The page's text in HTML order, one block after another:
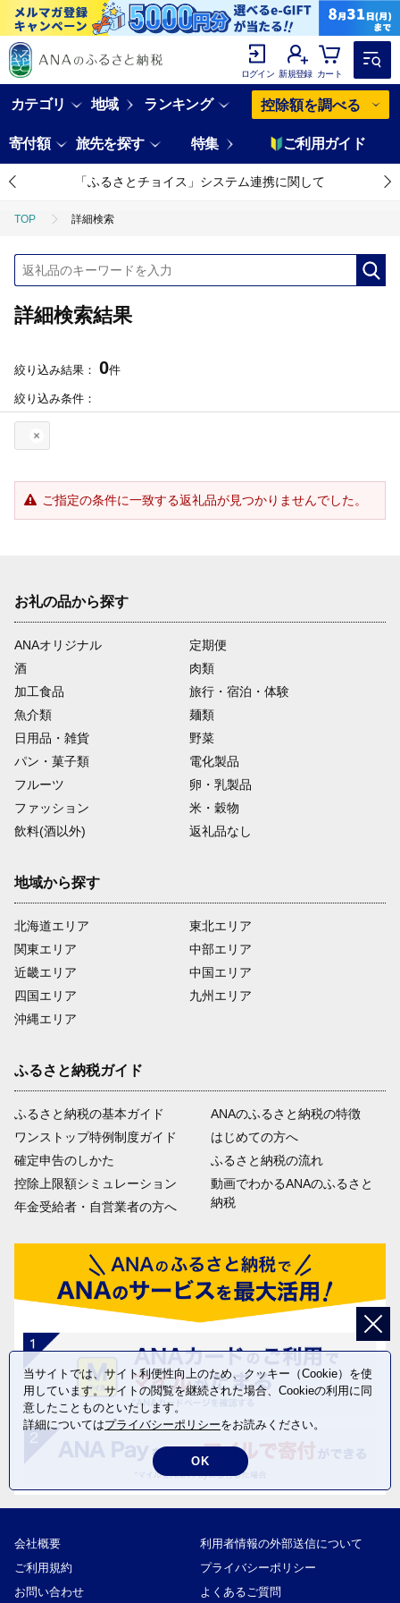
ログイン 新規登録 カート
カテゴリ 地域 ランキング 控除額を調べる
寄付額 旅先を探す 特集 ご利用ガイド
「ふるさとチョイス」システム連携に関して
TOP 詳細検索
詳細検索結果
絞り込み結果： 0件
絞り込み条件：
ご指定の条件に一致する返礼品が見つかりませんでした。
お礼の品から探す
ANAオリジナル
定期便
酒
肉類
加工食品
旅行・宿泊・体験
魚介類
麺類
日用品・雑貨
野菜
パン・菓子類
電化製品
フルーツ
卵・乳製品
ファッション
米・穀物
飲料(酒以外)
返礼品なし
地域から探す
北海道エリア
関東エリア
近畿エリア
四国エリア
沖縄エリア
東北エリア
中部エリア
中国エリア
九州エリア
ふるさと納税ガイド
ふるさと納税の基本ガイド
ワンストップ特例制度ガイド
確定申告のしかた
控除上限額シミュレーション
年金受給者・自営業者の方へ
ANAのふるさと納税の特徴
はじめての方へ
ふるさと納税の流れ
動画でわかるANAのふるさと
納税
会社概要
利用者情報の外部送信について
ご利用規約
プライバシーポリシー
お問い合わせ
よくあるご質問
当サイトでは、サイト利便性向上のため、クッキー（Cookie）を使
用しています。サイトの閲覧を継続された場合、Cookieの利用に同
意したことものといたします。
詳細についてはプライバシーポリシーをお読みください。
OK